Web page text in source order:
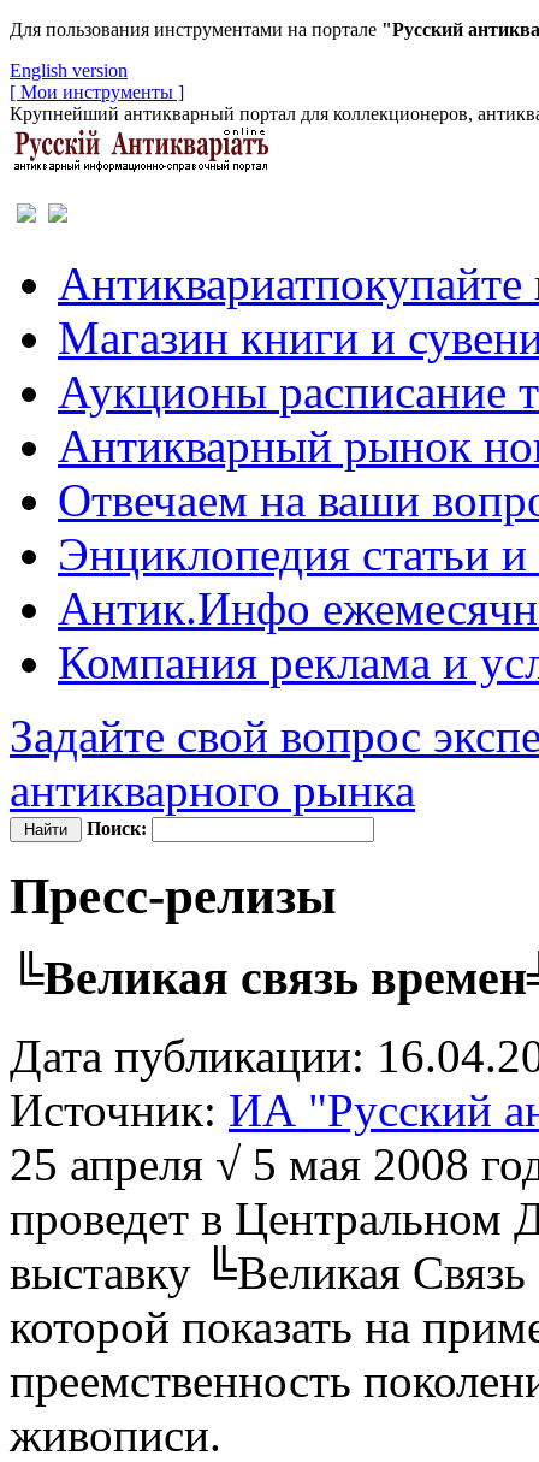
Для пользования инструментами на портале "Русский
English version
[ Мои инструменты ]
Крупнейший антикварный портал для коллекционеров,
Антиквариатпокупайте
Магазин книги и
Аукционы расписание
Антикварный рынок
Отвечаем на ваши
Энциклопедия статьи
Антик.Инфо
Компания реклама и
Задайте свой вопрос
антикварного рынка
Поиск:
Пресс-релизы
╚Великая связь
Дата публикации:
Источник: ИА "Русский
25 апреля √ 5 мая 2008
проведет в
выставку ╚Великая
которой показать на
преемственность
живописи.